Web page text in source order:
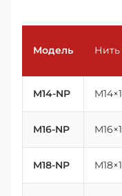
Модель Нить
M14-NP
M16-NP
M18-NP